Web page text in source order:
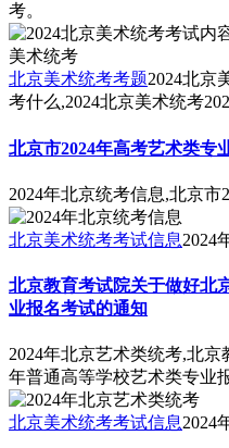
考。
北京美术统考考题2024北京
考什么,2024北京美术统考
北京市2024年高考艺术类专
2024年北京统考信息,北京
北京美术统考考试信息2024
北京教育考试院关于做好北
业报名考试的通知
2024年北京艺术类统考,北
年普通高等学校艺术类专业
北京美术统考考试信息2024